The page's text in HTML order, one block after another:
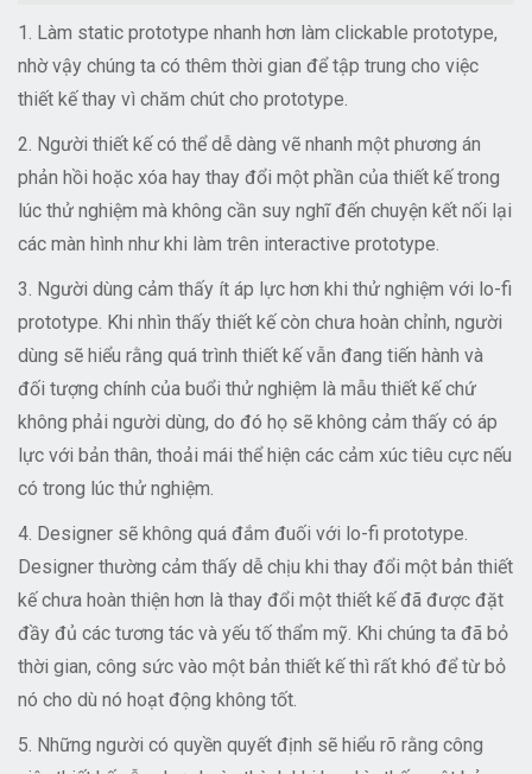
1. Làm static prototype nhanh hơn làm clickable prototype,
nhờ vậy chúng ta có thêm thời gian để tập trung cho việc
thiết kế thay vì chăm chút cho prototype.
2. Người thiết kế có thể dễ dàng vẽ nhanh một phương án
phản hồi hoặc xóa hay thay đổi một phần của thiết kế trong
lúc thử nghiệm mà không cần suy nghĩ đến chuyện kết nối lại
các màn hình như khi làm trên interactive prototype.
3. Người dùng cảm thấy ít áp lực hơn khi thử nghiệm với lo-fi
prototype. Khi nhìn thấy thiết kế còn chưa hoàn chỉnh, người
dùng sẽ hiểu rằng quá trình thiết kế vẫn đang tiến hành và
đối tượng chính của buổi thử nghiệm là mẫu thiết kế chứ
không phải người dùng, do đó họ sẽ không cảm thấy có áp
lực với bản thân, thoải mái thể hiện các cảm xúc tiêu cực nếu
có trong lúc thử nghiệm.
4. Designer sẽ không quá đắm đuối với lo-fi prototype.
Designer thường cảm thấy dễ chịu khi thay đổi một bản thiết
kế chưa hoàn thiện hơn là thay đổi một thiết kế đã được đặt
đầy đủ các tương tác và yếu tố thẩm mỹ. Khi chúng ta đã bỏ
thời gian, công sức vào một bản thiết kế thì rất khó để từ bỏ
nó cho dù nó hoạt động không tốt.
5. Những người có quyền quyết định sẽ hiểu rõ rằng công